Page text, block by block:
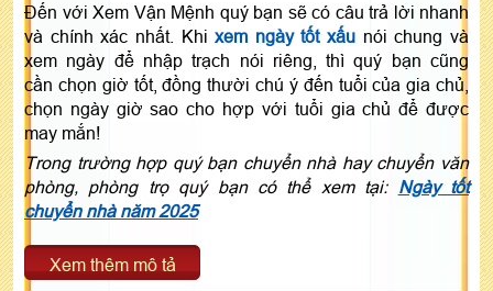
Đến với Xem Vận Mệnh quý bạn sẽ có câu trả lời nhanh
và chính xác nhất. Khixem ngày tốt xấu nói chung và
xem ngày để nhập trạch nói riêng, thì quý bạn cũng
cần chọn giờ tốt, đồng thười chú ý đến tuổi của gia chủ,
chọn ngày giờ sao cho hợp với tuổi gia chủ để được
may mắn!
Trong trường hợp quý bạn chuyển nhà hay chuyển văn
phòng, phòng trọ quý bạn có thể xem tại: Ngày tốt
chuyển nhà năm 2025
Xem thêm mô tả